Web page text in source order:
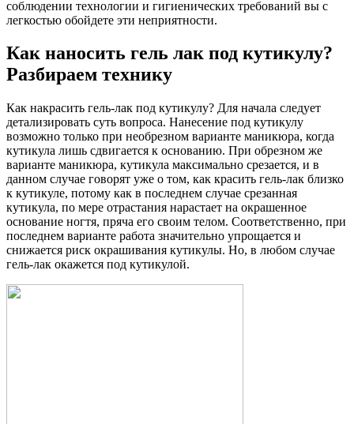
соблюдении технологии и гигиенических требований вы с
легкостью обойдете эти неприятности.
Как наносить гель лак под кутикулу?
Разбираем технику
Как накрасить гель-лак под кутикулу? Для начала следует
детализировать суть вопроса. Нанесение под кутикулу
возможно только при необрезном варианте маникюра, когда
кутикула лишь сдвигается к основанию. При обрезном же
варианте маникюра, кутикула максимально срезается, и в
данном случае говорят уже о том, как красить гель-лак близко
к кутикуле, потому как в последнем случае срезанная
кутикула, по мере отрастания нарастает на окрашенное
основание ногтя, пряча его своим телом. Соответственно, при
последнем варианте работа значительно упрощается и
снижается риск окрашивания кутикулы. Но, в любом случае
гель-лак окажется под кутикулой.